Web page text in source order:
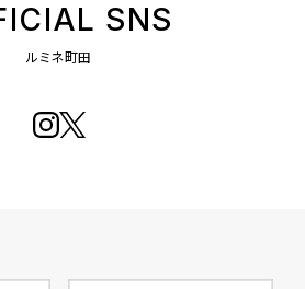
SNS
ルミネ町田